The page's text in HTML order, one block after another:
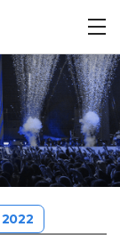
2022